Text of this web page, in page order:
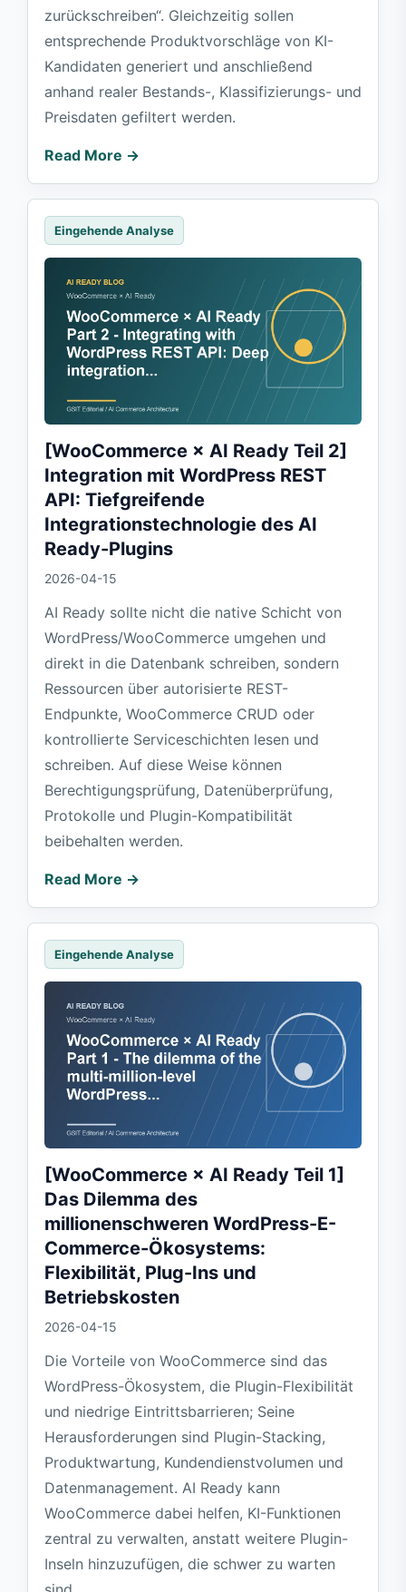
zurückschreiben“. Gleichzeitig sollen
entsprechende Produktvorschläge von KI-
Kandidaten generiert und anschließend
anhand realer Bestands-, Klassifizierungs- und
Preisdaten gefiltert werden.
Read More →
Eingehende Analyse
[WooCommerce × AI Ready Teil 2]
Integration mit WordPress REST
API: Tiefgreifende
Integrationstechnologie des AI
Ready-Plugins
2026-04-15
AI Ready sollte nicht die native Schicht von
WordPress/WooCommerce umgehen und
direkt in die Datenbank schreiben, sondern
Ressourcen über autorisierte REST-
Endpunkte, WooCommerce CRUD oder
kontrollierte Serviceschichten lesen und
schreiben. Auf diese Weise können
Berechtigungsprüfung, Datenüberprüfung,
Protokolle und Plugin-Kompatibilität
beibehalten werden.
Read More →
Eingehende Analyse
[WooCommerce × AI Ready Teil 1]
Das Dilemma des
millionenschweren WordPress-E-
Commerce-Ökosystems:
Flexibilität, Plug-Ins und
Betriebskosten
2026-04-15
Die Vorteile von WooCommerce sind das
WordPress-Ökosystem, die Plugin-Flexibilität
und niedrige Eintrittsbarrieren; Seine
Herausforderungen sind Plugin-Stacking,
Produktwartung, Kundendienstvolumen und
Datenmanagement. AI Ready kann
WooCommerce dabei helfen, KI-Funktionen
zentral zu verwalten, anstatt weitere Plugin-
Inseln hinzuzufügen, die schwer zu warten